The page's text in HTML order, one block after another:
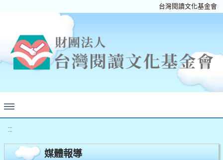
台灣閱讀文化基金會
:::
媒體報導